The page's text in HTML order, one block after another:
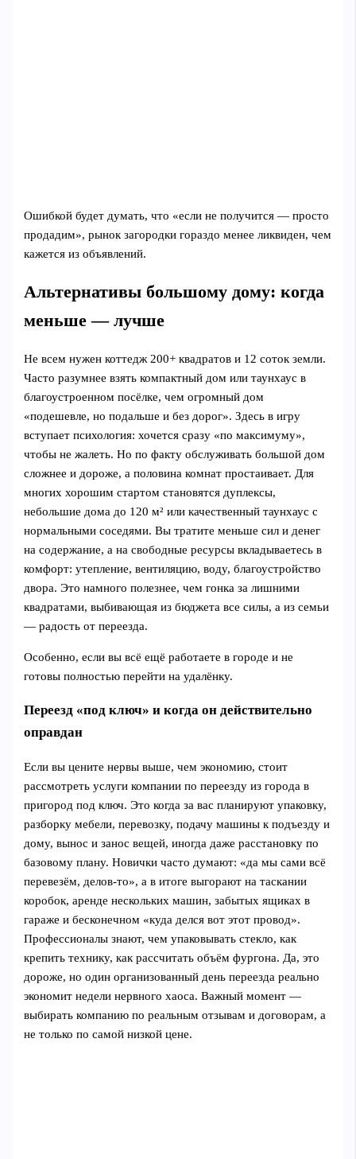
Ошибкой будет думать, что «если не получится — просто
продадим», рынок загородки гораздо менее ликвиден, чем
кажется из объявлений.
Альтернативы большому дому: когда
меньше — лучше
Не всем нужен коттедж 200+ квадратов и 12 соток земли.
Часто разумнее взять компактный дом или таунхаус в
благоустроенном посёлке, чем огромный дом
«подешевле, но подальше и без дорог». Здесь в игру
вступает психология: хочется сразу «по максимуму»,
чтобы не жалеть. Но по факту обслуживать большой дом
сложнее и дороже, а половина комнат простаивает. Для
многих хорошим стартом становятся дуплексы,
небольшие дома до 120 м² или качественный таунхаус с
нормальными соседями. Вы тратите меньше сил и денег
на содержание, а на свободные ресурсы вкладываетесь в
комфорт: утепление, вентиляцию, воду, благоустройство
двора. Это намного полезнее, чем гонка за лишними
квадратами, выбивающая из бюджета все силы, а из семьи
— радость от переезда.
Особенно, если вы всё ещё работаете в городе и не
готовы полностью перейти на удалёнку.
Переезд «под ключ» и когда он действительно
оправдан
Если вы цените нервы выше, чем экономию, стоит
рассмотреть услуги компании по переезду из города в
пригород под ключ. Это когда за вас планируют упаковку,
разборку мебели, перевозку, подачу машины к подъезду и
дому, вынос и занос вещей, иногда даже расстановку по
базовому плану. Новички часто думают: «да мы сами всё
перевезём, делов‑то», а в итоге выгорают на таскании
коробок, аренде нескольких машин, забытых ящиках в
гараже и бесконечном «куда делся вот этот провод».
Профессионалы знают, чем упаковывать стекло, как
крепить технику, как рассчитать объём фургона. Да, это
дороже, но один организованный день переезда реально
экономит недели нервного хаоса. Важный момент —
выбирать компанию по реальным отзывам и договорам, а
не только по самой низкой цене.